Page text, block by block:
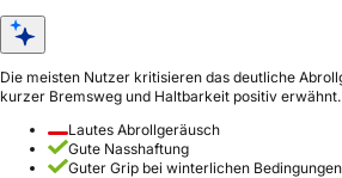
Die meisten Nutzer kritisieren das deutliche
kurzer Bremsweg und Haltbarkeit positiv erwähnt.
Lautes Abrollgeräusch
Gute Nasshaftung
Guter Grip bei winterlichen Bedingungen